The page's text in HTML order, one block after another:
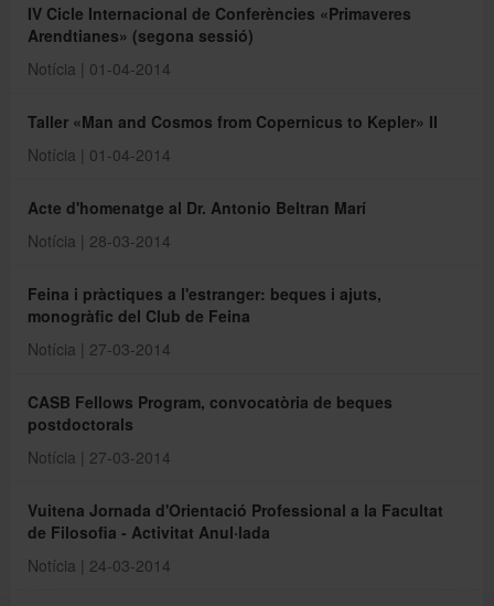
IV Cicle Internacional de Conferències «Primaveres
Arendtianes» (segona sessió)
Notícia | 01-04-2014
Taller «Man and Cosmos from Copernicus to Kepler» II
Notícia | 01-04-2014
Acte d'homenatge al Dr. Antonio Beltran Marí
Notícia | 28-03-2014
Feina i pràctiques a l'estranger: beques i ajuts,
monogràfic del Club de Feina
Notícia | 27-03-2014
CASB Fellows Program, convocatòria de beques
postdoctorals
Notícia | 27-03-2014
Vuitena Jornada d'Orientació Professional a la Facultat
de Filosofia - Activitat Anul·lada
Notícia | 24-03-2014